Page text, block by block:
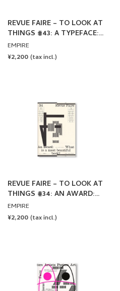
REVUE FAIRE – TO LOOK AT
THINGS #43: A TYPEFACE:
“TYPOGRAPHIC WRITING”
EMPIRE
REGULAR
¥2,200 (tax incl.)
REVUE FAIRE – TO LOOK AT
THINGS #34: AN AWARD:
WHAT IS A MOST
BEAUTIFUL BOOK?
EMPIRE
REGULAR
¥2,200 (tax incl.)